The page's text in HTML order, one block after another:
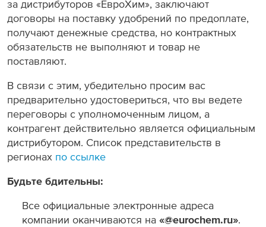
Раскрытие информации
ЕвроХим
за дистрибуторов «ЕвроХим», заключают
договоры на поставку удобрений по предоплате,
получают денежные средства, но контрактных
обязательств не выполняют и товар не
поставляют.
В связи с этим, убедительно просим вас
предварительно удостовериться, что вы ведете
переговоры с уполномоченным лицом, а
контрагент действительно является официальным
дистрибутором. Список представительств в
регионах по ссылке
Будьте бдительны:
Все официальные электронные адреса
компании оканчиваются на «@eurochem.ru».